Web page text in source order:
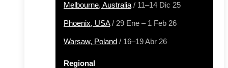
Melbourne, Australia / 11–14 Dic 25
Phoenix, USA/ 29 Ene – 1 Feb 26
Warsaw, Poland / 16–19 Abr 26
Regional